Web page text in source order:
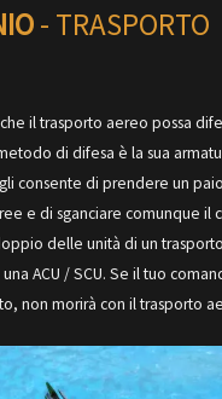
- TRASPORTO
il trasporto aereo possa
di difesa è la sua
consente di prendere un
e di sganciare comunque il
delle unità di un
ACU / SCU. Se il tuo
non morirà con il trasporto